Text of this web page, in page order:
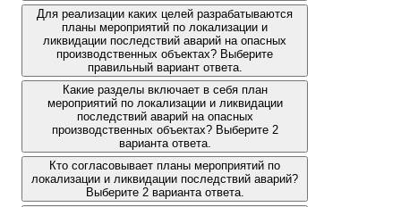
Для реализации каких целей разрабатываются
планы мероприятий по локализации и
ликвидации последствий аварий на опасных
производственных объектах? Выберите
правильный вариант ответа.
Какие разделы включает в себя план
мероприятий по локализации и ликвидации
последствий аварий на опасных
производственных объектах? Выберите 2
варианта ответа.
Кто согласовывает планы мероприятий по
локализации и ликвидации последствий аварий?
Выберите 2 варианта ответа.